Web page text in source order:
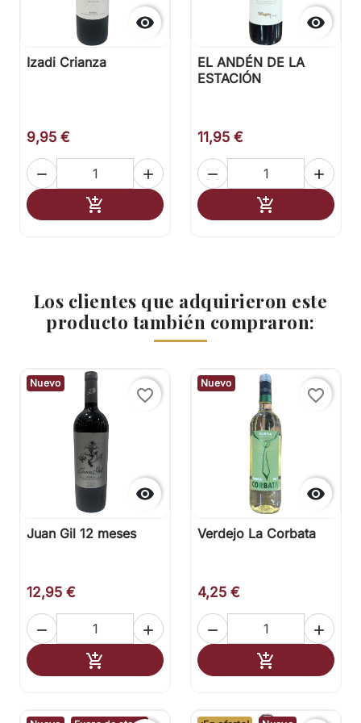

Izadi Crianza
9,95 €
 
 Añadir al carrito

EL ANDÉN DE LA
ESTACIÓN
11,95 €
 
 Añadir al
Los clientes que adquirieron este
producto también compraron:
Nuevo

favorite_border
Juan Gil 12 meses
12,95 €
 
 Añadir al carrito
Nuevo

favorite_border
Verdejo La Corbata
4,25 €
 
 Añadir al